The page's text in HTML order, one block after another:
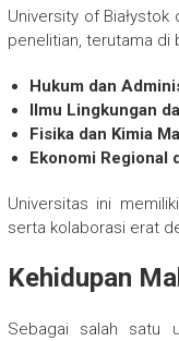
University of
penelitian, terutama di
Hukum dan
Ilmu Lingkungan
Fisika dan Kimia
Ekonomi Regional
Universitas ini
serta kolaborasi erat
Kehidupan
Sebagai salah satu